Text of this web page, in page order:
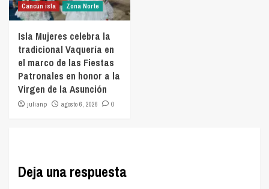
Cancún isla Zona Norte
Isla Mujeres celebra la
tradicional Vaquería en
el marco de las Fiestas
Patronales en honor a la
Virgen de la Asunción
julianp agosto 6, 2026 0
Deja una respuesta